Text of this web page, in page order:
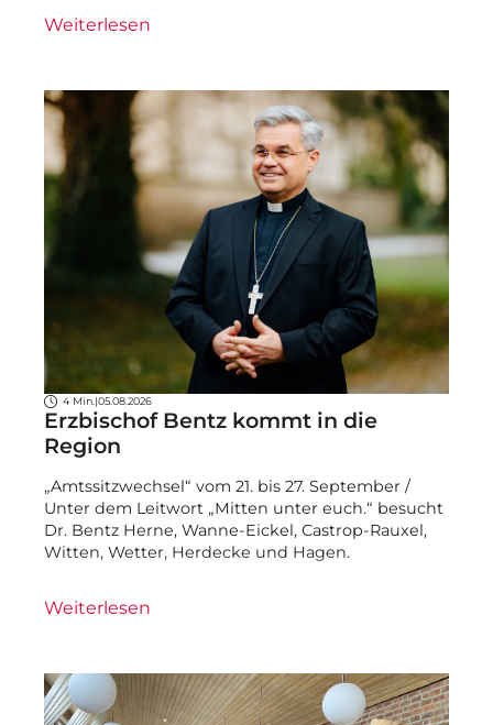
Weiterlesen
4 Min.| 05.08.2026
Erzbischof Bentz kommt in die
Region
„Amtssitzwechsel“ vom 21. bis 27. September /
Unter dem Leitwort „Mitten unter euch.“ besucht
Dr. Bentz Herne, Wanne-Eickel, Castrop-Rauxel,
Witten, Wetter, Herdecke und Hagen.
Weiterlesen